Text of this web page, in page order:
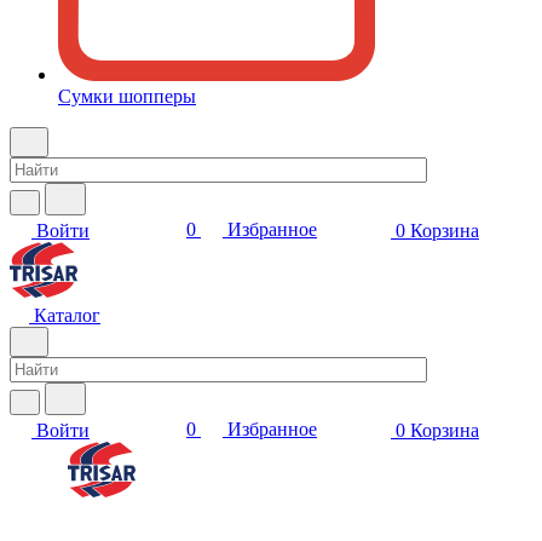
Сумки шопперы
Войти 0 Избранное 0 Корзина
Каталог
Войти 0 Избранное 0 Корзина